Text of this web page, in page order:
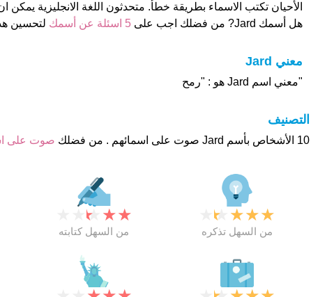
الأحيان تكتب الاسماء بطريقة خطأ. متحدثون اللغة الانجليزية يمكن
هل أسمك Jard? من فضلك اجب على
5 اسئلة عن أسمك لتحسين
معني Jard
"معني اسم Jard هو : "رمح
التصنيف
10 الأشخاص بأسم Jard صوت على اسمائهم . من فضلك صوت على
★
★
★
من السهل كتابته
★
★
★
★
من السهل تذكره